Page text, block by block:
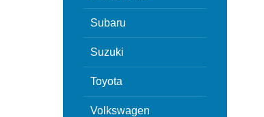
Subaru
Suzuki
Toyota
Volkswagen